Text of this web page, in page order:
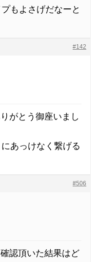
もよさげだなーと
#142
がとう御座いまし
あっけなく繋げる
#506
認頂いた結果はど